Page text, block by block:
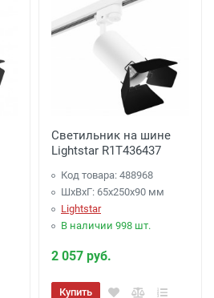
Светильник на шине
Lightstar R1T436437
Код товара: 488968
ШхВхГ: 65x250x90 мм
Lightstar
В наличии 998 шт.
2 057 руб.
Купить